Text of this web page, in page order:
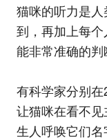
猫咪的听力是
到，再加上每
能非常准确的判
有科学家分别
让猫咪在看不
生人呼唤它们名